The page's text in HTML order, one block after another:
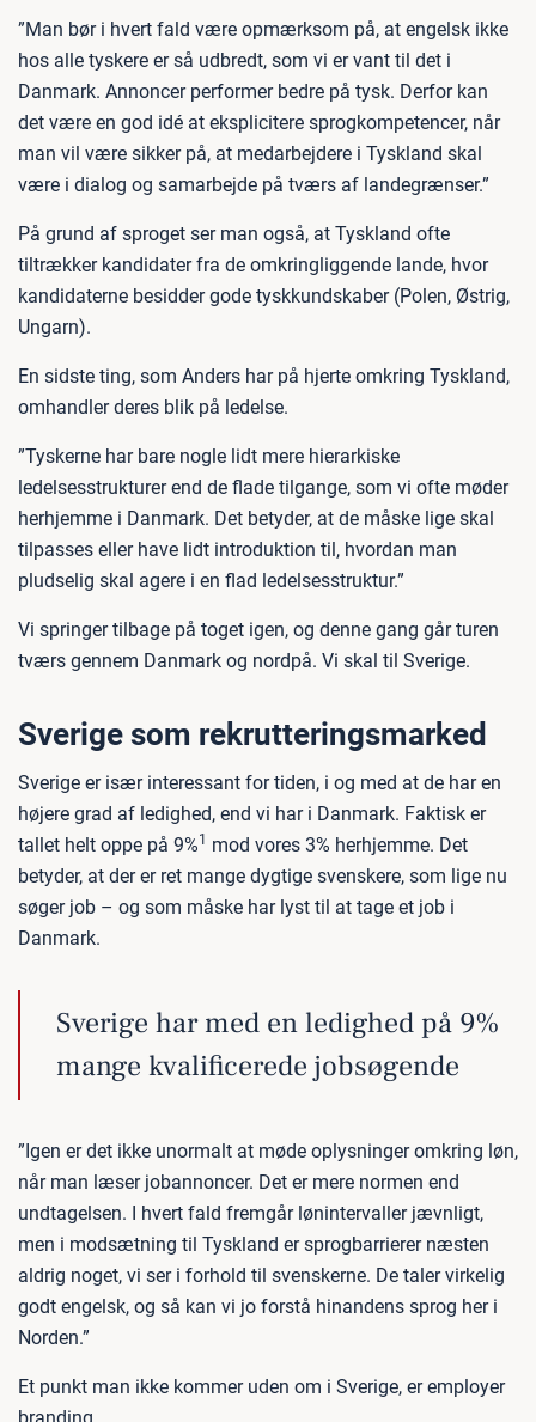
”Man bør i hvert fald være opmærksom på, at engelsk ikke
hos alle tyskere er så udbredt, som vi er vant til det i
Danmark. Annoncer performer bedre på tysk. Derfor kan
det være en god idé at eksplicitere sprogkompetencer, når
man vil være sikker på, at medarbejdere i Tyskland skal
være i dialog og samarbejde på tværs af landegrænser.”
På grund af sproget ser man også, at Tyskland ofte
tiltrækker kandidater fra de omkringliggende lande, hvor
kandidaterne besidder gode tyskkundskaber (Polen, Østrig,
Ungarn).
En sidste ting, som Anders har på hjerte omkring Tyskland,
omhandler deres blik på ledelse.
”Tyskerne har bare nogle lidt mere hierarkiske
ledelsesstrukturer end de flade tilgange, som vi ofte møder
herhjemme i Danmark. Det betyder, at de måske lige skal
tilpasses eller have lidt introduktion til, hvordan man
pludselig skal agere i en flad ledelsesstruktur.”
Vi springer tilbage på toget igen, og denne gang går turen
tværs gennem Danmark og nordpå. Vi skal til Sverige.
Sverige som rekrutteringsmarked
Sverige er især interessant for tiden, i og med at de har en
højere grad af ledighed, end vi har i Danmark. Faktisk er
tallet helt oppe på 9%1
mod vores 3% herhjemme. Det
betyder, at der er ret mange dygtige svenskere, som lige nu
søger job – og som måske har lyst til at tage et job i
Danmark.
Sverige har med en ledighed på 9%
mange kvalificerede jobsøgende
”Igen er det ikke unormalt at møde oplysninger omkring løn,
når man læser jobannoncer. Det er mere normen end
undtagelsen. I hvert fald fremgår lønintervaller jævnligt,
men i modsætning til Tyskland er sprogbarrierer næsten
aldrig noget, vi ser i forhold til svenskerne. De taler virkelig
godt engelsk, og så kan vi jo forstå hinandens sprog her i
Norden.”
Et punkt man ikke kommer uden om i Sverige, er employer